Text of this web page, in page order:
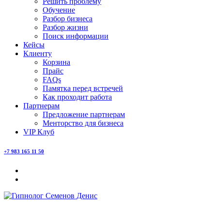
Обучение
Разбор бизнеса
Разбор жизни
Поиск информации
Кейсы
Клиенту
Корзина
Прайс
FAQs
Памятка перед встречей
Как проходит работа
Партнерам
Предложение партнерам
Менторство для бизнеса
VIP Клуб
+7 983 165 11 50